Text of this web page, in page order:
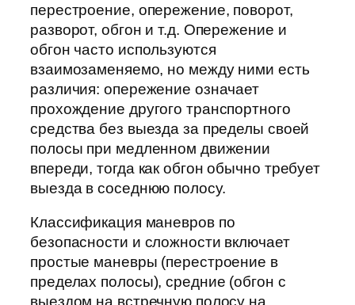
перестроение, опережение, поворот,
разворот, обгон и т.д. Опережение и
обгон часто используются
взаимозаменяемо, но между ними есть
различия: опережение означает
прохождение другого транспортного
средства без выезда за пределы своей
полосы при медленном движении
впереди, тогда как обгон обычно требует
выезда в соседнюю полосу.
Классификация маневров по
безопасности и сложности включает
простые маневры (перестроение в
пределах полосы), средние (обгон с
выездом на встречную полосу на